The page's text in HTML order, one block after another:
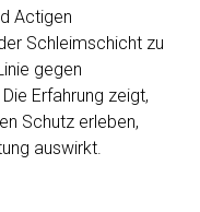
Actigen
Schleimschicht zu
gegen
Erfahrung zeigt,
Schutz erleben,
auswirkt.